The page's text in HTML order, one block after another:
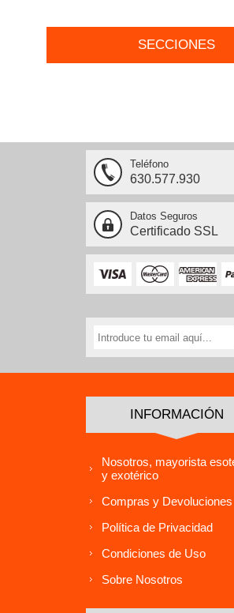
SECCIONES
Teléfono
630.577.930
Datos Seguros
Certificado SSL
INFORMACIÓN
Nosotros, mayorista
y exotérico
Compras y Devoluciones
Política de Privacidad
Condiciones de Uso
Sobre Nosotros